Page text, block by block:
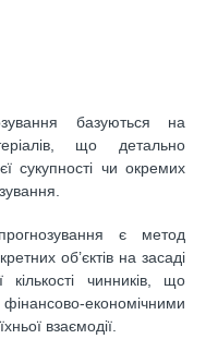
базуються на
що детально
сукупності чи окремих
є метод
об’єктів на засаді
чинників, що
економічними
взаємодії.